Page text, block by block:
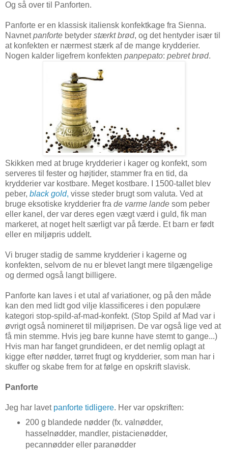
Og så over til Panforten.
Panforte er en klassisk italiensk konfektkage fra Sienna.
Navnetpanforte betyder stærkt brød, og det hentyder især til
at konfekten er nærmest stærk af de mange krydderier.
Nogen kalder ligefrem konfekten panpepato: pebret brød.
Skikken med at bruge krydderier i kager og konfekt, som
serveres til fester og højtider, stammer fra en tid, da
krydderier var kostbare. Meget kostbare. I 1500-tallet blev
peber, black gold, visse steder brugt som valuta. Ved at
bruge eksotiske krydderier fra de varme lande som peber
eller kanel, der var deres egen vægt værd i guld, fik man
markeret, at noget helt særligt var på færde. Et barn er født
eller en miljøpris uddelt.
Vi bruger stadig de samme krydderier i kagerne og
konfekten, selvom de nu er blevet langt mere tilgængelige
og dermed også langt billigere.
Panforte kan laves i et utal af variationer, og på den måde
kan den med lidt god vilje klassificeres i den populære
kategori stop-spild-af-mad-konfekt. (Stop Spild af Mad var i
øvrigt også nomineret til miljøprisen. De var også lige ved at
få min stemme. Hvis jeg bare kunne have stemt to gange...)
Hvis man har fanget grundideen, er det nemlig oplagt at
kigge efter nødder, tørret frugt og krydderier, som man har i
skuffer og skabe frem for at følge en opskrift slavisk.
Panforte
Jeg har lavet panforte tidligere. Her var opskriften:
200 g blandede nødder (fx. valnødder,
hasselnødder, mandler, pistacienødder,
pecannødder eller paranødder